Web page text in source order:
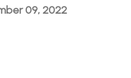
09, 2022